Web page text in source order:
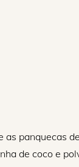
as panquecas
de coco e